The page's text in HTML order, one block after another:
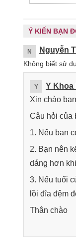
Ý KIẾN BẠN
N Nguyễn
Không biết sử
Y Y Khoa
Xin chào
Câu hỏi của
1. Nếu bạn
2. Bạn nên
dáng hơn
3. Nếu tuổi
lồi đĩa đệm
Thân chào